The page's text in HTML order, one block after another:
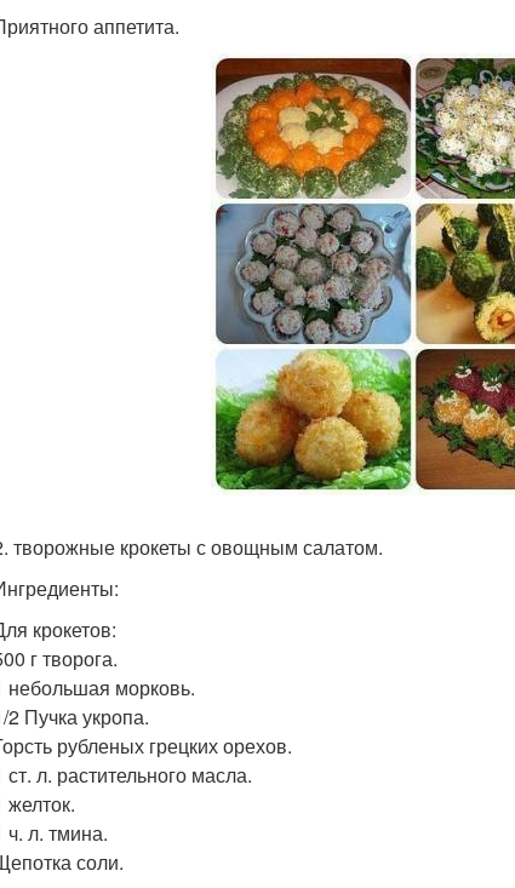
аппетита.
творожные крокеты с овощным салатом.
крокетов:
г творога.
небольшая морковь.
2 Пучка укропа.
рубленых грецких орехов.
ст. л. растительного масла.
желток.
ч. л. тмина.
соли.